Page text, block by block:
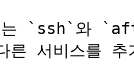
는 `ssh`와
른 서비스를 추